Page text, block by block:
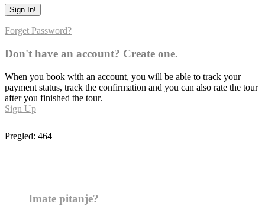
Forget Password?
Don't have an account? Create one.
When you book with an account, you will be able to track your
payment status, track the confirmation and you can also rate the tour
after you finished the tour.
Sign Up
Pregled: 464
Imate pitanje?